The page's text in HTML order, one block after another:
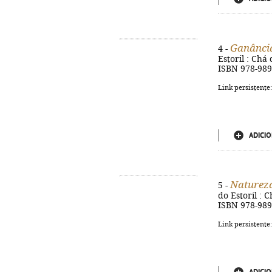
4 -
Estoril : Chá
ISBN 978-
Link
5 -
do Estoril :
ISBN 978-
Link